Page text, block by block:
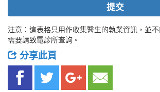
提交
注意：這表格只用作收集醫生的執業資訊，並
需要請致電診所查詢。
分享此頁